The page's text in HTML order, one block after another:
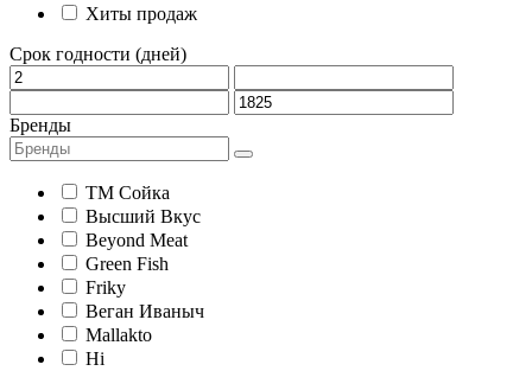
Хиты продаж
Срок годности (дней)
Бренды
ТМ Сойка
Высший Вкус
Beyond Meat
Green Fish
Friky
Веган Иваныч
Mallakto
Hi